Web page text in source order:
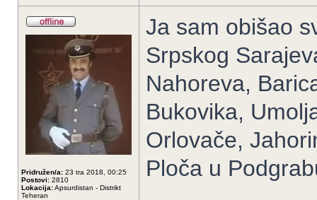
Pridružen/a: 23 tra 2018, 00:25
Postovi: 2810
Lokacija:Apsurdistan - Distrikt
Teheran
Ja sam obišao
Srpskog
Nahoreva,
Bukovika,
Orlovače,
Ploča u